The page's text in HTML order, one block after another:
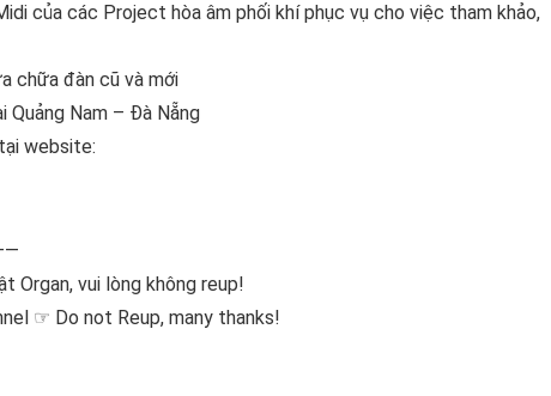
của các Project hòa âm phối khí phục vụ cho việc tham khảo,
chữa đàn cũ và mới
Quảng Nam – Đà Nẵng
website:
Organ, vui lòng không reup!
☞ Do not Reup, many thanks!